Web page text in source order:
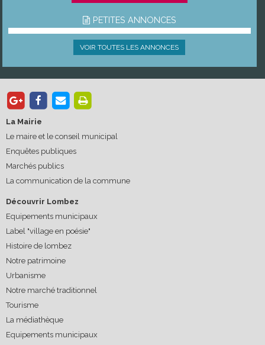
PETITES ANNONCES
VOIR TOUTES LES ANNONCES
La Mairie
Le maire et le conseil municipal
Enquêtes publiques
Marchés publics
La communication de la commune
Découvrir Lombez
Equipements municipaux
Label "village en poésie"
Histoire de lombez
Notre patrimoine
Urbanisme
Notre marché traditionnel
Tourisme
La médiathèque
Equipements municipaux